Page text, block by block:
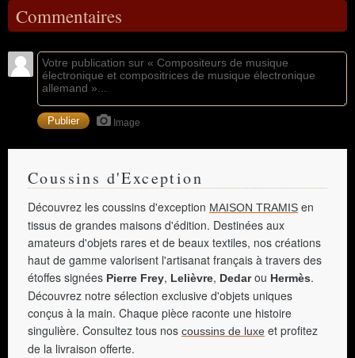
Commentaires
Image
Coussins d'Exception
Découvrez les coussins d'exception MAISON TRAMIS en
tissus de grandes maisons d'édition. Destinées aux
amateurs d'objets rares et de beaux textiles, nos créations
haut de gamme valorisent l'artisanat français à travers des
étoffes signées Pierre Frey, Lelièvre, Dedarou Hermès.
Découvrez notre sélection exclusive d'objets uniques
conçus à la main. Chaque pièce raconte une histoire
singulière. Consultez tous nos coussins de luxe et profitez
de la livraison offerte.